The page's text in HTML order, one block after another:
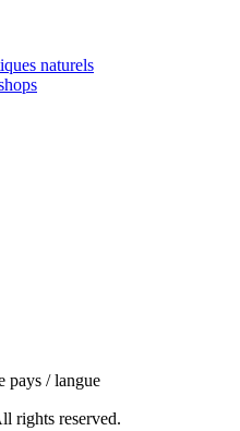
naturels
pays / langue
rights reserved.